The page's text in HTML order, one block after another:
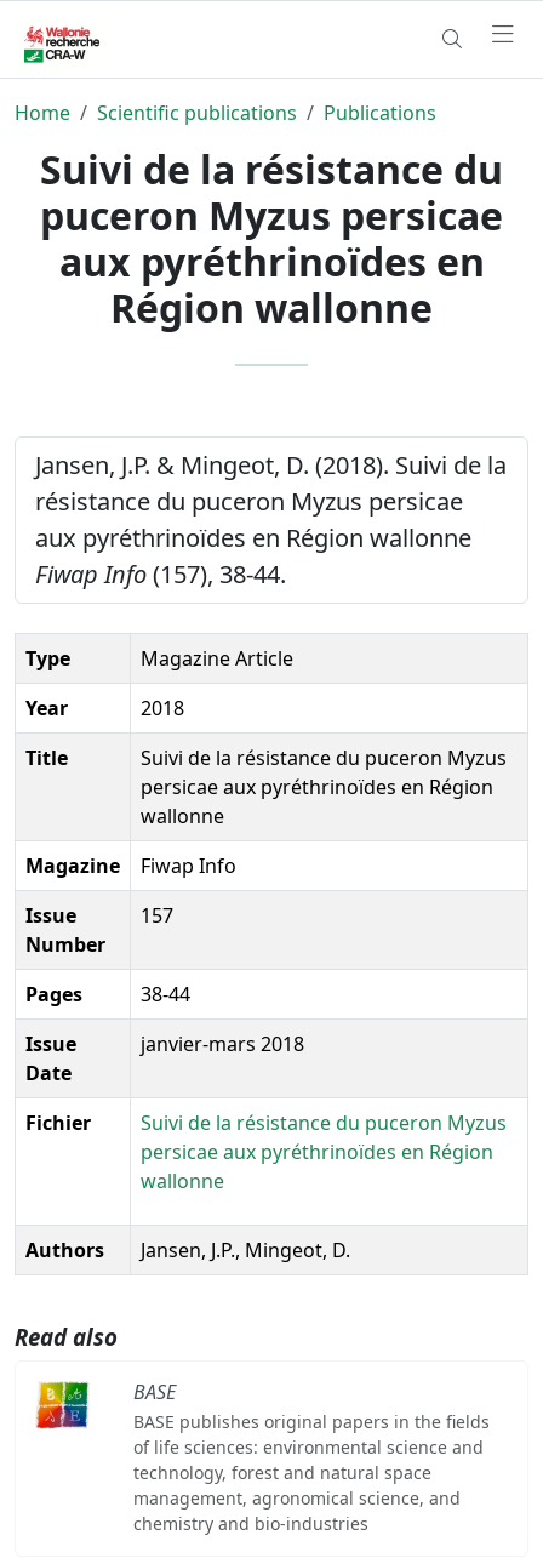
Home Scientific publications Publications
Suivi de la résistance du
puceron Myzus persicae
aux pyréthrinoïdes en
Région wallonne
Jansen, J.P. & Mingeot, D. (2018). Suivi de la
résistance du puceron Myzus persicae
aux pyréthrinoïdes en Région wallonne
Fiwap Info(157), 38-44.
Type
Magazine Article
Year
2018
Title
Suivi de la résistance du puceron Myzus
persicae aux pyréthrinoïdes en Région
wallonne
Magazine
Fiwap Info
Issue
Number
157
Pages
38-44
Issue
Date
janvier-mars 2018
Fichier
Suivi de la résistance du puceron Myzus
persicae aux pyréthrinoïdes en Région
wallonne
Authors Jansen, J.P., Mingeot, D.
Read also
BASE
BASE publishes original papers in the fields
of life sciences: environmental science and
technology, forest and natural space
management, agronomical science, and
chemistry and bio-industries